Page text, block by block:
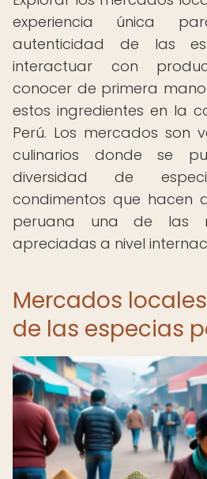
experiencia única
autenticidad de las
interactuar con
conocer de primera
estos ingredientes en la
Perú. Los mercados son
culinarios donde se
diversidad de
condimentos que hacen
peruana una de las
apreciadas a nivel
Mercados
de las especias